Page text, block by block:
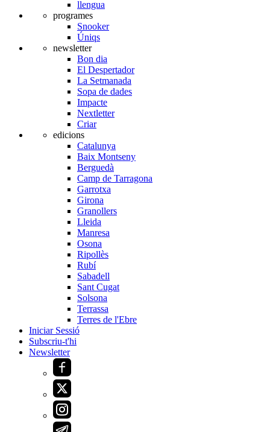
llengua
programes
Snooker
Úniqs
newsletter
Bon dia
El Despertador
La Setmanada
Sopa de dades
Impacte
Nextletter
Criar
edicions
Catalunya
Baix Montseny
Berguedà
Camp de Tarragona
Garrotxa
Girona
Granollers
Lleida
Manresa
Osona
Ripollès
Rubí
Sabadell
Sant Cugat
Solsona
Terrassa
Terres de l'Ebre
Iniciar Sessió
Subscriu-t'hi
Newsletter